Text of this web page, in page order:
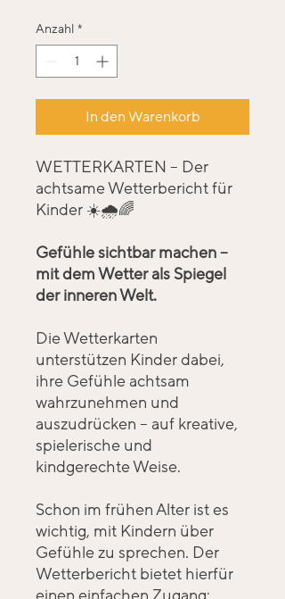
Anzahl *
In den Warenkorb
WETTERKARTEN – Der
achtsame Wetterbericht für
Kinder ☀️🌧🌈
Gefühle sichtbar machen –
mit dem Wetter als Spiegel
der inneren Welt.
Die Wetterkarten
unterstützen Kinder dabei,
ihre Gefühle achtsam
wahrzunehmen und
auszudrücken – auf kreative,
spielerische und
kindgerechte Weise.
Schon im frühen Alter ist es
wichtig, mit Kindern über
Gefühle zu sprechen. Der
Wetterbericht bietet hierfür